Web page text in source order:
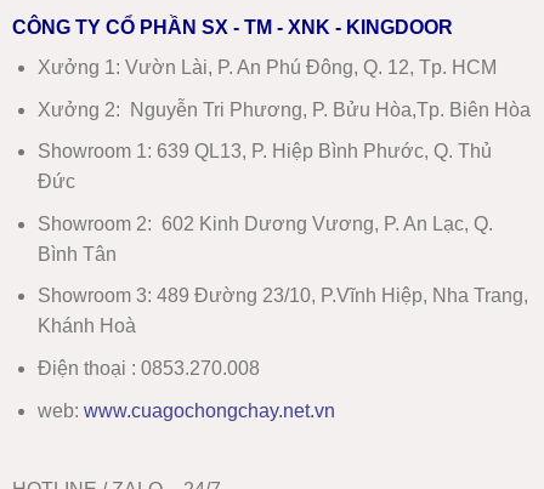
CÔNG TY CỔ PHẦN SX - TM - XNK - KINGDOOR
Xưởng 1: Vườn Lài, P. An Phú Đông, Q. 12, Tp. HCM
Xưởng 2: Nguyễn Tri Phương, P. Bửu Hòa,Tp. Biên Hòa
Showroom 1: 639 QL13, P. Hiệp Bình Phước, Q. Thủ
Đức
Showroom 2: 602 Kinh Dương Vương, P. An Lạc, Q.
Bình Tân
Showroom 3: 489 Đường 23/10, P.Vĩnh Hiệp, Nha Trang,
Khánh Hoà
Điện thoại : 0853.270.008
web: www.cuagochongchay.net.vn